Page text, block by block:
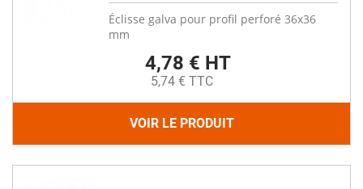
Éclisse galva pour profil perforé 36x36
mm
4,78 € HT
5,74 € TTC
VOIR LE PRODUIT